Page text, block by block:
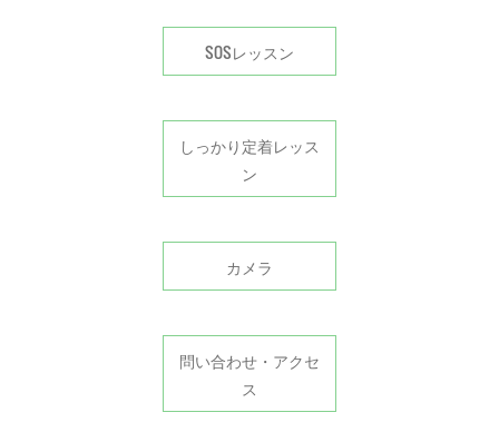
SOSレッスン
しっかり定着レッス
ン
カメラ
問い合わせ・アクセ
ス